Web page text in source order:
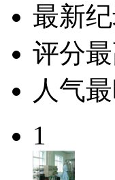
最新
评分
人气
1